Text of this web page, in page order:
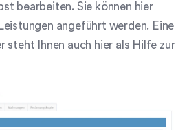
bearbeiten. Sie können hier
angeführt werden. Eine
steht Ihnen auch hier als Hilfe zur